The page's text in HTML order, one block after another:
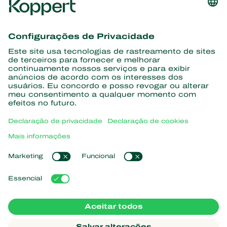
informações
Assine aqui
Parceiros com a natureza
Vespas Parasitoides
Nematoides benéficos
Microorganismos benéficos
Proteção de culturas
Sobre a Koppert
Centro de informações
Trabalhe na Koppert
Links de Interesse
Natutec
Gazebo
Koppert Global
Gerir cookies